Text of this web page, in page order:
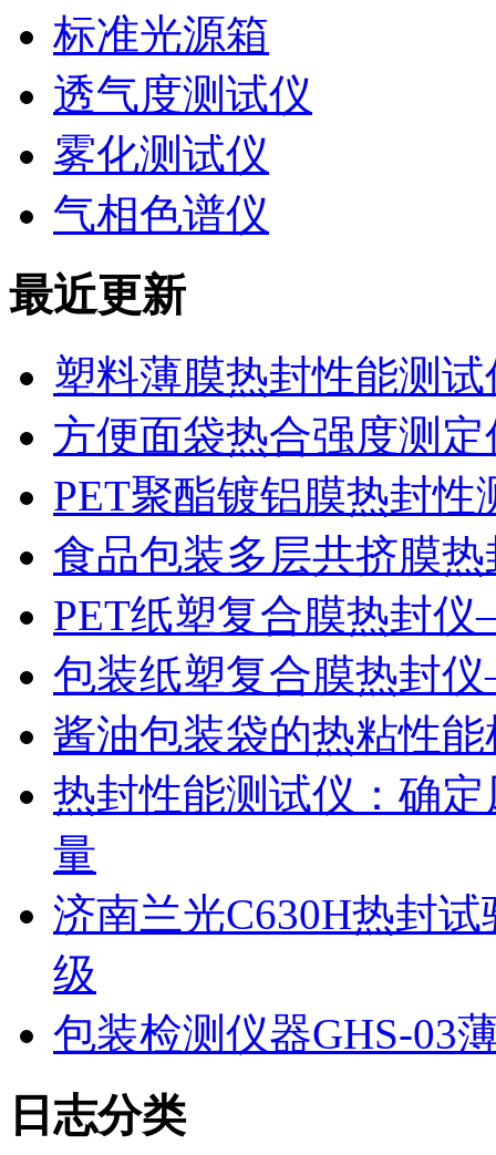
标准光源箱
透气度测试仪
雾化测试仪
气相色谱仪
最近更新
塑料薄膜热封性能测
方便面袋热合强度测
PET聚酯镀铝膜热封性
食品包装多层共挤膜
PET纸塑复合膜热封
包装纸塑复合膜热封
酱油包装袋的热粘性
热封性能测试仪：确
量
济南兰光C630H热封
级
包装检测仪器GHS-03
日志分类